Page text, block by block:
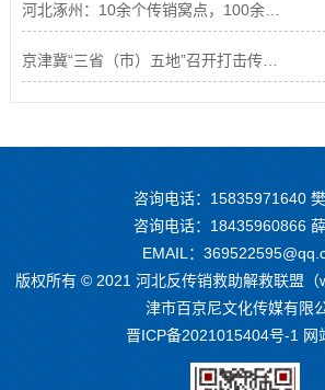
河北涿州：10余个传销窝点，100余人涉嫌传销人员！全部落网！
京津冀“三省（市）五地”召开打击传销联席会议
咨询电话： 15835971640
咨询电话： 18435960866
EMAIL：
版权所有 © 2021 河北反传销救助解救联盟
津市百京尼文化传媒有限
晋ICP备2021015404号-1 网